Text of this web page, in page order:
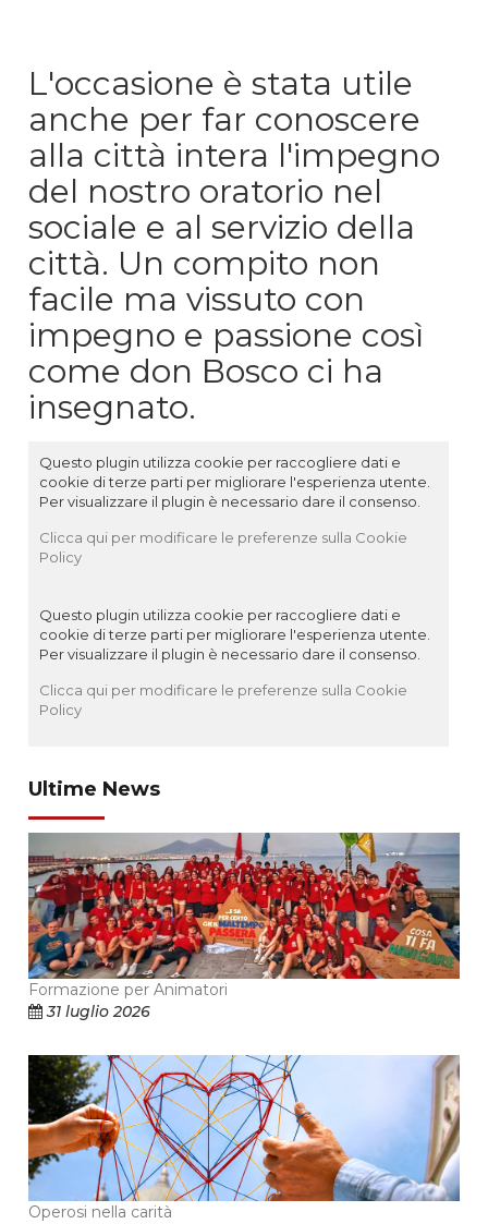
L'occasione è stata utile
anche per far conoscere
alla città intera l'impegno
del nostro oratorio nel
sociale e al servizio della
città. Un compito non
facile ma vissuto con
impegno e passione così
come don Bosco ci ha
insegnato.
Questo plugin utilizza cookie per raccogliere dati e
cookie di terze parti per migliorare l'esperienza utente.
Per visualizzare il plugin è necessario dare il consenso.
Clicca qui per modificare le preferenze sulla Cookie
Policy
Questo plugin utilizza cookie per raccogliere dati e
cookie di terze parti per migliorare l'esperienza utente.
Per visualizzare il plugin è necessario dare il consenso.
Clicca qui per modificare le preferenze sulla Cookie
Policy
Ultime News
Formazione per Animatori
31 luglio 2026
Operosi nella carità